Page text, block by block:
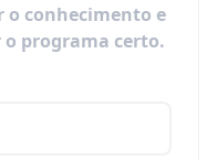
o conhecimento e
programa certo.